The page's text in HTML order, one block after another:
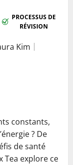
PROCESSUS DE
RÉVISION
Kim
constants,
? De
de santé
Tea explore ce